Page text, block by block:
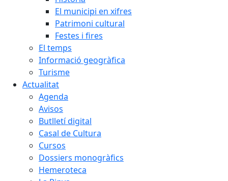
El municipi en xifres
Patrimoni cultural
Festes i fires
El temps
Informació geogràfica
Turisme
Actualitat
Agenda
Avisos
Butlletí digital
Casal de Cultura
Cursos
Dossiers monogràfics
Hemeroteca